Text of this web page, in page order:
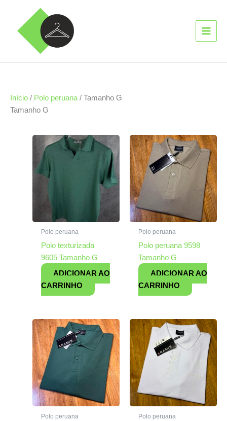
conteúdo
Início / Polo peruana / Tamanho G
Tamanho G
Polo peruana
Polo texturizada
9605 Tamanho G
ADICIONAR AO
CARRINHO
Polo peruana
Polo peruana 9598
Tamanho G
ADICIONAR AO
CARRINHO
Polo peruana Polo peruana